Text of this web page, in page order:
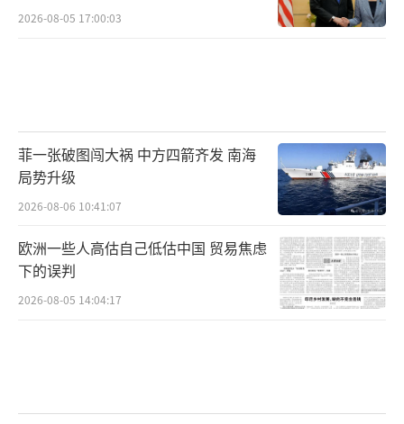
2026-08-05 17:00:03
菲一张破图闯大祸 中方四箭齐发 南海
局势升级
2026-08-06 10:41:07
欧洲一些人高估自己低估中国 贸易焦虑
下的误判
2026-08-05 14:04:17